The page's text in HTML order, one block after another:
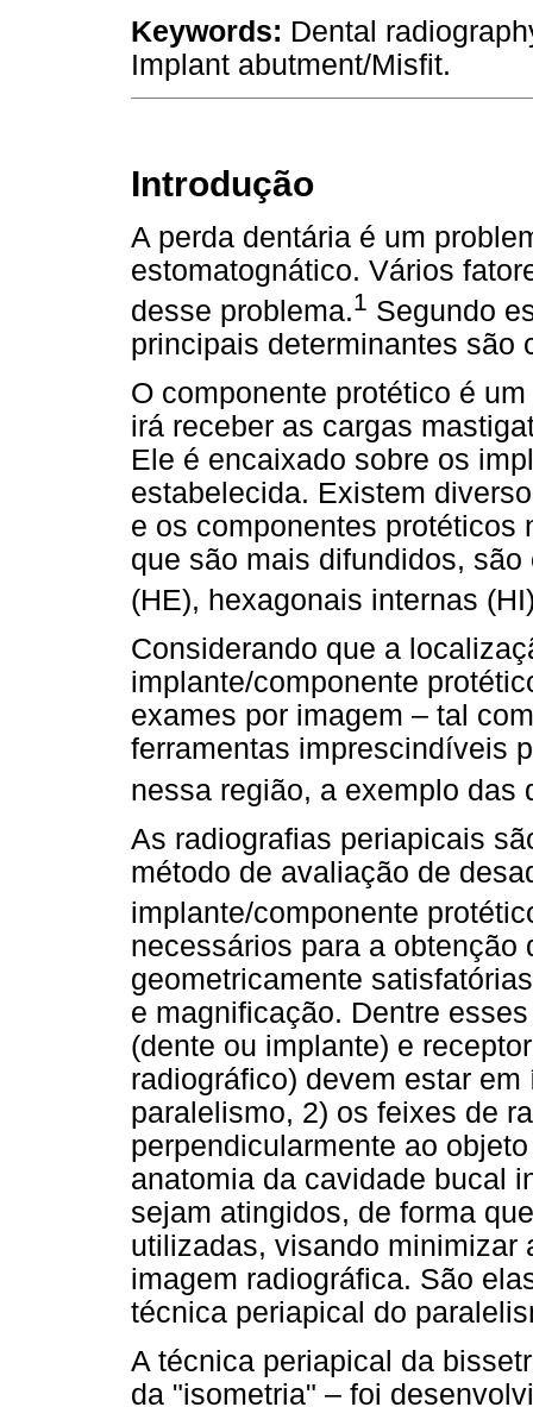
Keywords: Dental
Implant abutment/Misfit.
Introdução
A perda dentária é um
estomatognático. Vários
desse problema.1 Segundo
principais determinantes são
O componente protético é
irá receber as cargas
Ele é encaixado sobre os
estabelecida. Existem
e os componentes protéticos
que são mais difundidos,
(HE), hexagonais internas
Considerando que a
implante/componente
exames por imagem – tal
ferramentas imprescindíveis
nessa região, a exemplo das
As radiografias periapicais
método de avaliação de
implante/componente
necessários para a obtenção
geometricamente
e magnificação. Dentre
(dente ou implante) e
radiográfico) devem estar
paralelismo, 2) os feixes de
perpendicularmente ao
anatomia da cavidade bucal
sejam atingidos, de forma
utilizadas, visando minimizar
imagem radiográfica. São
técnica periapical do
A técnica periapical da
da "isometria" – foi